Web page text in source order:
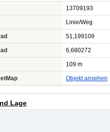
13709193
Linie/Weg
51,199109
6,680272
109 m
Objekt ansehen
Lage